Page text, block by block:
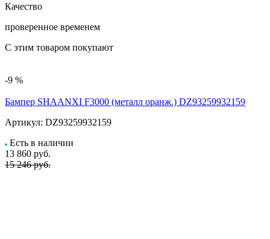
Качество
проверенное временем
С этим товаром покупают
-9 %
Бампер SHAANXI F3000 (металл оранж.) DZ93259932159
Артикул: DZ93259932159
Есть в наличии
13 860 руб.
15 246 руб.